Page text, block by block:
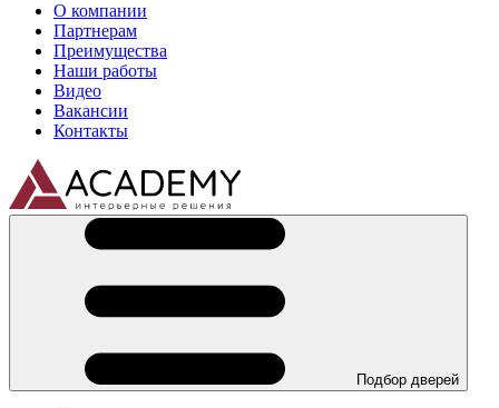
О компании
Партнерам
Преимущества
Наши работы
Видео
Вакансии
Контакты
Подбор дверей